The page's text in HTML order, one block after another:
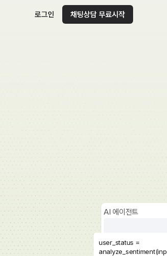
로그인 채팅상담 무료시작
AI 에이전트
user_status =